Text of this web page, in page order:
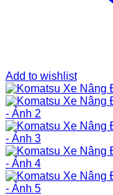
Add to wishlist